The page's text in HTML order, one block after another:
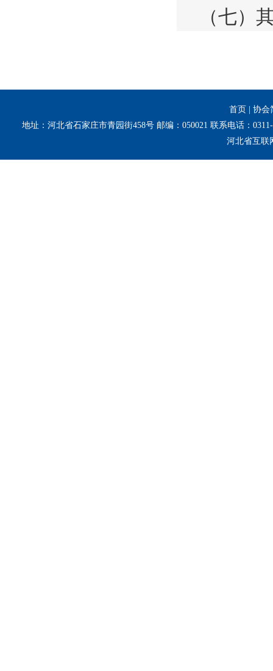
（七）
首页
协会
地址：河北省石家庄市青园街458号 邮编：050021 联系电话：
河北省互联